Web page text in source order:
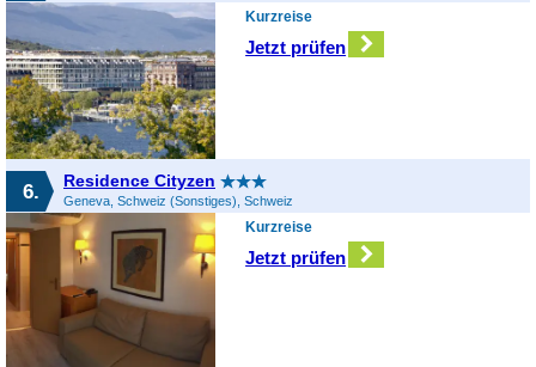
Kurzreise
Jetzt prüfen
6. Residence Cityzen
Geneva, Schweiz (Sonstiges), Schweiz
Kurzreise
Jetzt prüfen